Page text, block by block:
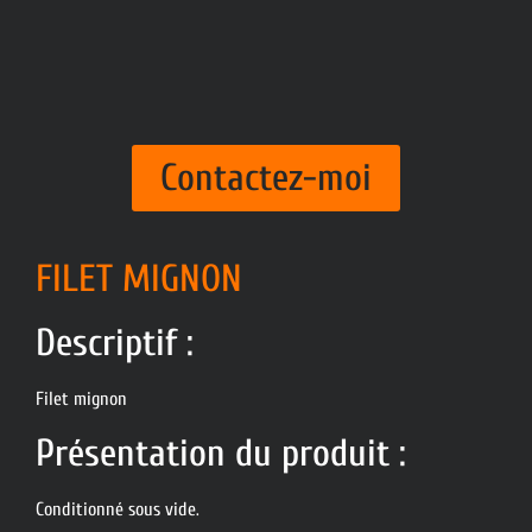
Contactez-moi
FILET MIGNON
Descriptif :
Filet mignon
Présentation du produit :
Conditionné sous vide.